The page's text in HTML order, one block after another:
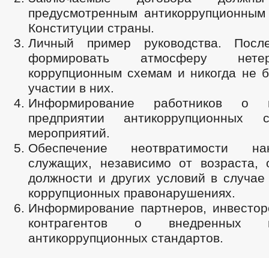
предусмотренным
Конституции страны.
Личный пример руководства.
формировать атмосферу
коррупционным схемам и никогда не
участии в них.
Информирование работников о
предприятии антикоррупционных
мероприятий.
Обеспечение неотвратимости
служащих, независимо от возраста,
должности и других условий в
коррупционных правонарушениях.
Информирование партнеров,
контрагентов о внедренных
антикоррупционных стандартов.